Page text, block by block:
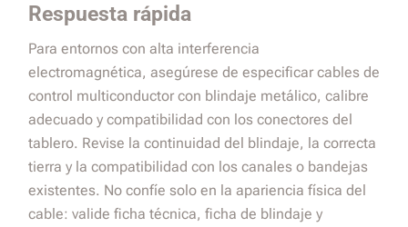
Respuesta rápida
Para entornos con alta interferencia
electromagnética, asegúrese de especificar cables de
control multiconductor con blindaje metálico, calibre
adecuado y compatibilidad con los conectores del
tablero. Revise la continuidad del blindaje, la correcta
tierra y la compatibilidad con los canales o bandejas
existentes. No confíe solo en la apariencia física del
cable: valide ficha técnica, ficha de blindaje y